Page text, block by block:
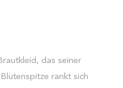
das seiner
rankt sich